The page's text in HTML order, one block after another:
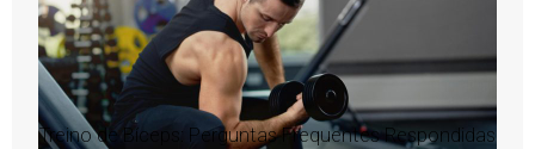
Treino de Bíceps: Perguntas Frequentes Respondidas